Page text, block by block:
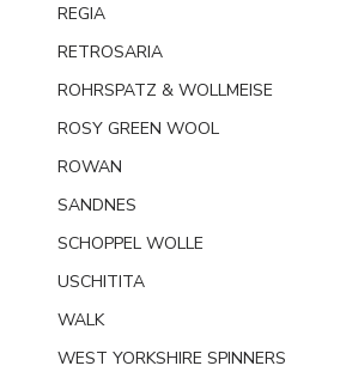
REGIA
RETROSARIA
ROHRSPATZ & WOLLMEISE
ROSY GREEN WOOL
ROWAN
SANDNES
SCHOPPEL WOLLE
USCHITITA
WALK
WEST YORKSHIRE SPINNERS